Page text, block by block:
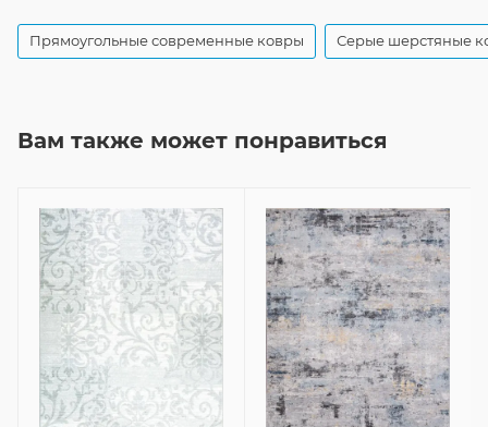
Прямоугольные современные ковры Серые шерстяные
Вам также может понравиться